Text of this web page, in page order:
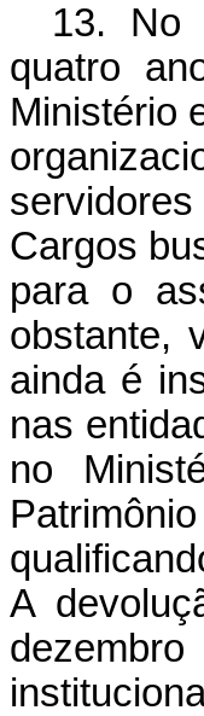
13. No
quatro
Ministério
Cargos
para o
obstante,
ainda é
nas
no
A